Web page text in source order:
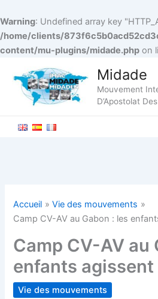
Warning: Undefined array key
/home/clients/
content/mu-plugins/midade.php on
contenu
Midade
Mouvement
D’Apostolat
Accueil
Vie des mouvements
Camp CV-AV au Gabon : les
Camp CV-AV au
enfants agissent
Vie des mouvements